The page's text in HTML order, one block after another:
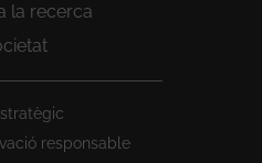
la recerca
responsable